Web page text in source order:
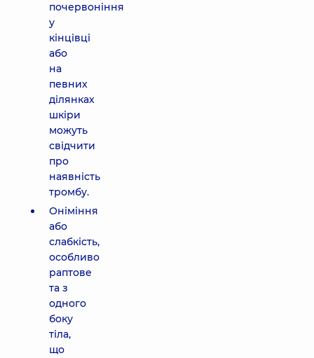
почервоніння
у
кінцівці
або
на
певних
ділянках
шкіри
можуть
свідчити
про
наявність
тромбу.
Оніміння
або
слабкість,
особливо
раптове
та з
одного
боку
тіла,
що